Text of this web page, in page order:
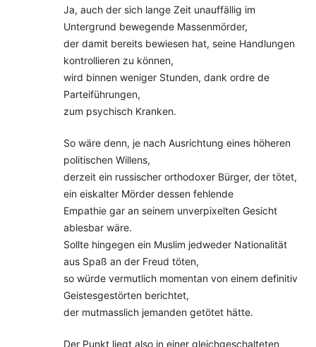
Ja, auch der sich lange Zeit unauffällig im
Untergrund bewegende Massenmörder,
der damit bereits bewiesen hat, seine Handlungen
kontrollieren zu können,
wird binnen weniger Stunden, dank ordre de
Parteiführungen,
zum psychisch Kranken.
So wäre denn, je nach Ausrichtung eines höheren
politischen Willens,
derzeit ein russischer orthodoxer Bürger, der tötet,
ein eiskalter Mörder dessen fehlende
Empathie gar an seinem unverpixelten Gesicht
ablesbar wäre.
Sollte hingegen ein Muslim jedweder Nationalität
aus Spaß an der Freud töten,
so würde vermutlich momentan von einem definitiv
Geistesgestörten berichtet,
der mutmasslich jemanden getötet hätte.
Der Punkt liegt also in einer gleichgeschalteten